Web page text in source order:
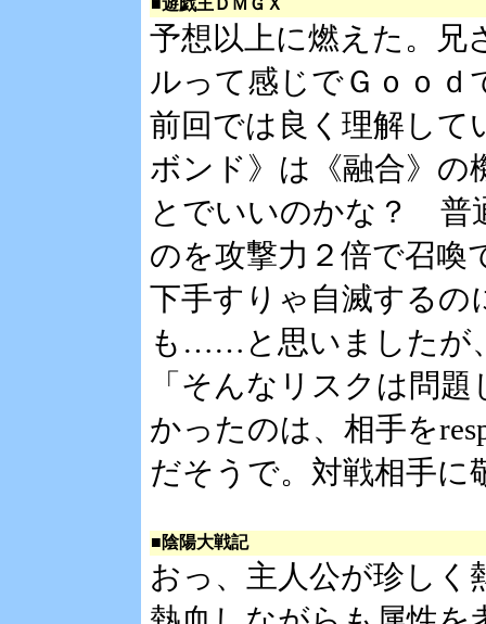
■遊戯王ＤＭＧＸ
予想以上に燃えた。兄
ルって感じでＧｏｏｄ
前回では良く理解して
ボンド》は《融合》の
とでいいのかな？ 普
のを攻撃力２倍で召喚
下手すりゃ自滅するの
も……と思いましたが
「そんなリスクは問
かったのは、相手を
だそうで。対戦相手に
■陰陽大戦記
おっ、主人公が珍しく